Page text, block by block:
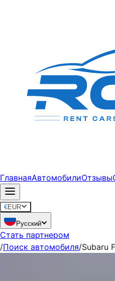
ГлавнаяАвтомобилиОтзывы
€EUR
Русский
Стать партнером
/Поиск автомобиля/Subaru